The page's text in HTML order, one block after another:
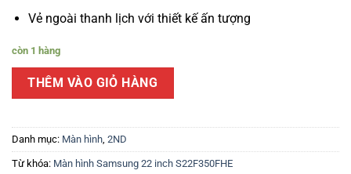
Vẻ ngoài thanh lịch với thiết kế ấn tượng
còn 1 hàng
THÊM VÀO GIỎ HÀNG
Danh mục: Màn hình, 2ND
Từ khóa: Màn hình Samsung 22 inch S22F350FHE